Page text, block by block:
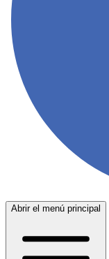
Abrir el menú principal